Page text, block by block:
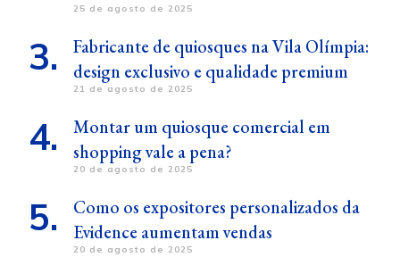
25 de agosto de 2025
Fabricante de quiosques na Vila Olímpia:
design exclusivo e qualidade premium
21 de agosto de 2025
Montar um quiosque comercial em
shopping vale a pena?
20 de agosto de 2025
Como os expositores personalizados da
Evidence aumentam vendas
20 de agosto de 2025